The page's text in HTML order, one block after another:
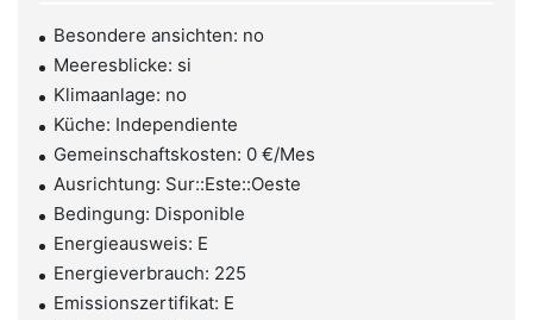
Besondere ansichten: no
Meeresblicke: si
Klimaanlage: no
Küche: Independiente
Gemeinschaftskosten: 0 €/Mes
Ausrichtung: Sur::Este::Oeste
Bedingung: Disponible
Energieausweis: E
Energieverbrauch: 225
Emissionszertifikat: E